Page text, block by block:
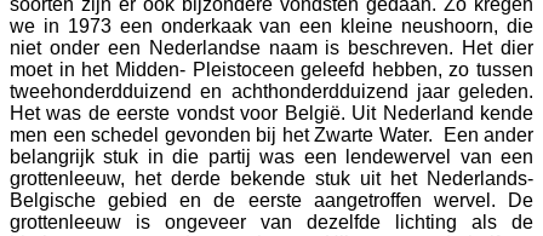
we in 1973 een onderkaak van een kleine neushoorn, die
niet onder een Nederlandse naam is beschreven. Het dier
moet in het Midden- Pleistoceen geleefd hebben, zo tussen
tweehonderdduizend en achthonderdduizend jaar geleden.
Het was de eerste vondst voor België. Uit Nederland kende
men een schedel gevonden bij het Zwarte Water. Een ander
belangrijk stuk in die partij was een lendewervel van een
grottenleeuw, het derde bekende stuk uit het Nederlands-
Belgische gebied en de eerste aangetroffen wervel. De
grottenleeuw is ongeveer van dezelfde lichting als de